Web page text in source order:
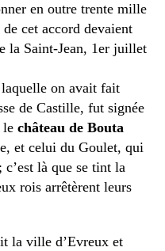
en outre trente mille
cet accord devaient
la Saint-Jean, 1er juillet
on avait fait
de Castille, fut signée
le château de Bouta
et celui du Goulet, qui
là que se tint la
rois arrêtèrent leurs
la ville d’Evreux et